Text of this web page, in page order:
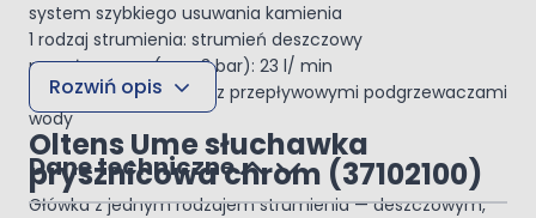
system szybkiego usuwania kamienia
1 rodzaj strumienia: strumień deszczowy
przepływ max. (przy 3 bar): 23 l/ min
może współpracować z przepływowymi podgrzewaczami
wody
Oltens Ume słuchawka
prysznicowa chrom (37102100)
Główka z jednym rodzajem strumienia — deszczowym,
Rozwiń opis
Dane techniczne